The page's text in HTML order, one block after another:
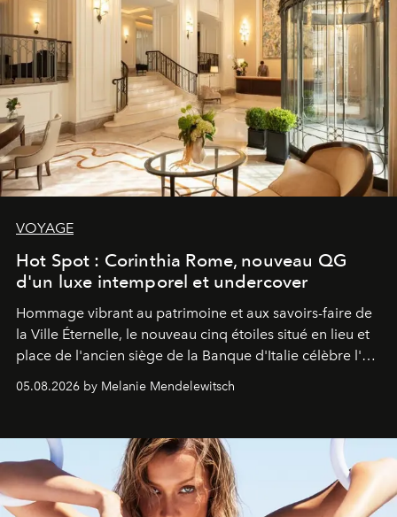
VOYAGE
Hot Spot : Corinthia Rome, nouveau QG
d'un luxe intemporel et undercover
Hommage vibrant au patrimoine et aux savoirs-faire de
la Ville Éternelle, le nouveau cinq étoiles situé en lieu et
place de l'ancien siège de la Banque d'Italie célèbre l'art
de vivre Romain dans toute son élégance intemporelle.
05.08.2026 by Melanie Mendelewitsch